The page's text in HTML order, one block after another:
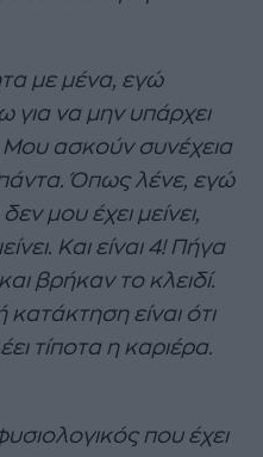
με μένα, εγώ
να μην υπάρχει
ασκούν συνέχεια
πάντα. Όπως λένε, εγώ
μου έχει μείνει,
Και είναι 4! Πήγα
βρήκαν το κλειδί.
κατάκτηση είναι ότι
τίποτα η καριέρα.
που έχει